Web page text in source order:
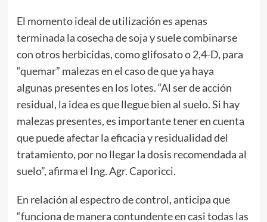
El momento ideal de utilización es apenas
terminada la cosecha de soja y suele combinarse
con otros herbicidas, como glifosato o 2,4-D, para
“quemar” malezas en el caso de que ya haya
algunas presentes en los lotes. “Al ser de acción
residual, la idea es que llegue bien al suelo. Si hay
malezas presentes, es importante tener en cuenta
que puede afectar la eficacia y residualidad del
tratamiento, por no llegar la dosis recomendada al
suelo”, afirma el Ing. Agr. Caporicci.
En relación al espectro de control, anticipa que
“funciona de manera contundente en casi todas las